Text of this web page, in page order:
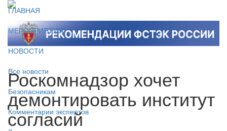
ГЛАВНАЯ
МЕРОПРИЯТИЯ
НОВОСТИ
Все новости
Безопасникам
Комментарии экспертов
Роскомнадзор хочет
демонтировать институт
согласий